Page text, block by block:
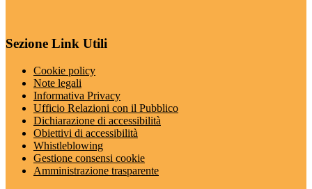
Sezione Link Utili
Cookie policy
Note legali
Informativa Privacy
Ufficio Relazioni con il Pubblico
Dichiarazione di accessibilità
Obiettivi di accessibilità
Whistleblowing
Gestione consensi cookie
Amministrazione trasparente